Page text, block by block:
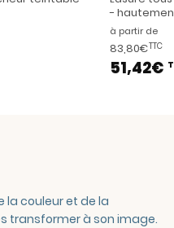
-
à partir de
83,80€TTC
51,42€
la couleur et de la
transformer à son image.